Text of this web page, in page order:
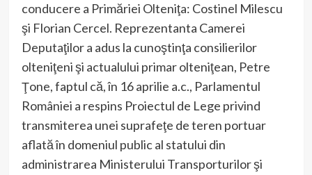
conducere a Primăriei Olteniţa: Costinel Milescu
şi Florian Cercel. Reprezentanta Camerei
Deputaţilor a adus la cunoştinţa consilierilor
olteniţeni şi actualului primar olteniţean, Petre
Ţone, faptul că, în 16 aprilie a.c., Parlamentul
României a respins Proiectul de Lege privind
transmiterea unei suprafeţe de teren portuar
aflată în domeniul public al statului din
administrarea Ministerului Transporturilor şi